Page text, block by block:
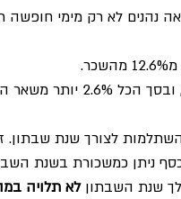
נהנים לא רק מימי
8.4% על חשבון המעסיק, ו4.2%
לצורך שנת
ניתן כמשכורת בשנת
שנת השבתון לא תלויה